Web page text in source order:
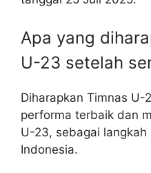
Apa yang
U-23 setelah
Diharapkan Timnas U-
performa terbaik dan
U-23, sebagai
Indonesia.